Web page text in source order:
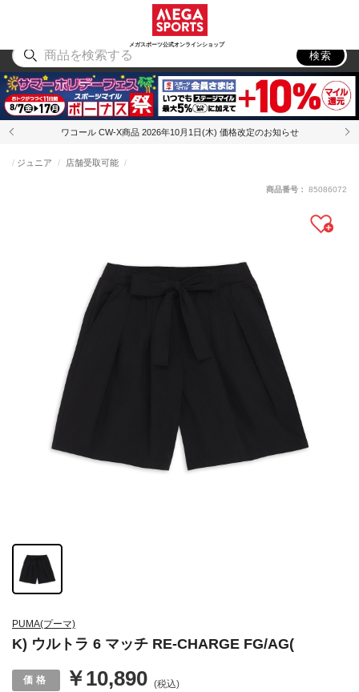
メガスポーツ公式オンラインショップ
アウトドア
検索
ワコール CW-X商品 2026年10月1日(木) 価格改定のお知らせ
PUMA(プーマ)
K) ウルトラ 6 マッチ RE-CHARGE FG/AG(
ジュニア 店舗受取可能
￥10,890 (税込)
商品番号： 85086072